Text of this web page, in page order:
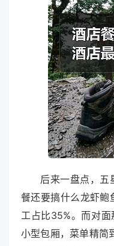
后来一盘点，五
餐还要搞什么龙虾鲍
工占比35%。而对
小型包厢，菜单精简